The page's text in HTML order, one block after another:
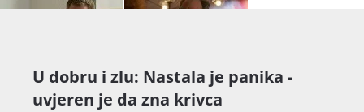
U dobru i zlu: Nastala je panika -
uvjeren je da zna krivca